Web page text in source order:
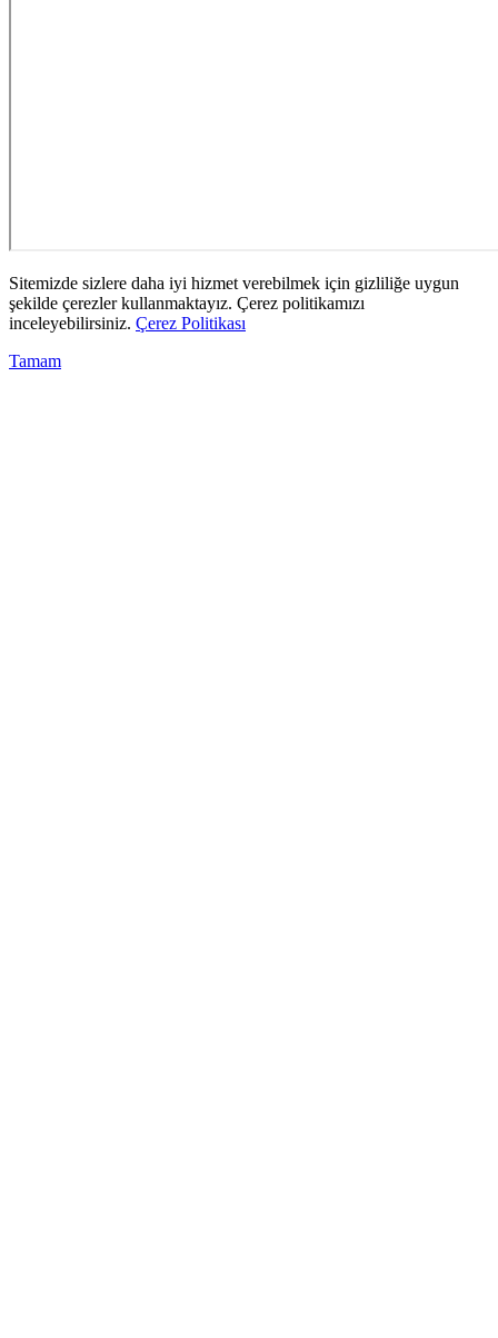
Sitemizde sizlere daha iyi hizmet verebilmek için gizliliğe uygun
şekilde çerezler kullanmaktayız. Çerez politikamızı
inceleyebilirsiniz. Çerez Politikası
Tamam